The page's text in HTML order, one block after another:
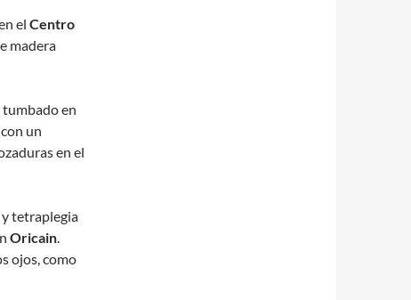
el Centro
madera
tumbado en
un
en el
tetraplegia
Oricain.
ojos, como